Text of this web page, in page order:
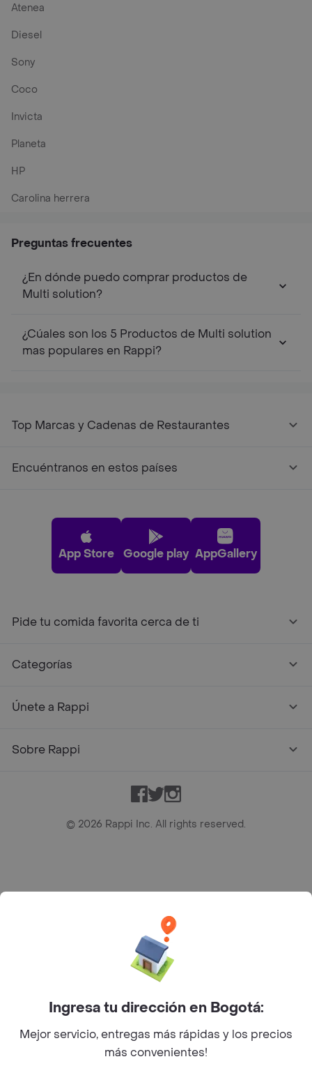
Atenea
Diesel
Sony
Coco
Invicta
Planeta
HP
Carolina herrera
Preguntas frecuentes
¿En dónde puedo comprar productos de
Multi solution?
¿Cúales son los 5 Productos de Multi solution
mas populares en Rappi?
Top Marcas y Cadenas de Restaurantes
Encuéntranos en estos países
App Store Google play AppGallery
Pide tu comida favorita cerca de ti
Categorías
Únete a Rappi
Sobre Rappi
Facebook
TwitterInstagram
© 2026 Rappi Inc. All rights reserved.
Bogotá D.C. --- notificacionesrappi@rappi.com
Ingresa tu dirección en Bogotá:
Mejor servicio, entregas más rápidas y los precios
más convenientes!